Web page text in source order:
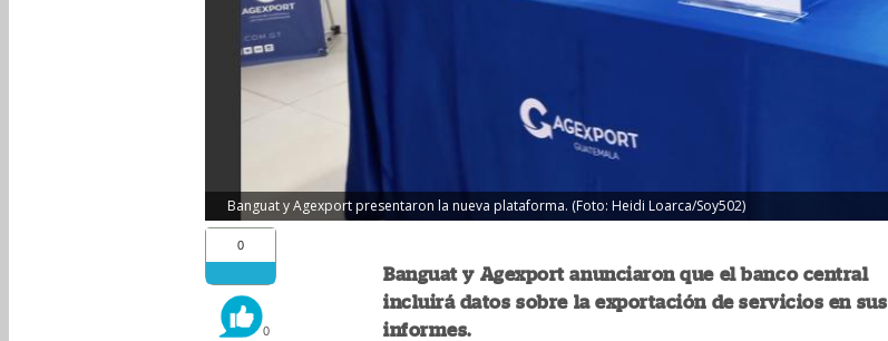
Banguat y Agexport presentaron la nueva plataforma. (Foto: Heidi Loarca/Soy502)
0
0
Banguat y Agexport anunciaron que el banco central
incluirá datos sobre la exportación de servicios en sus
informes.